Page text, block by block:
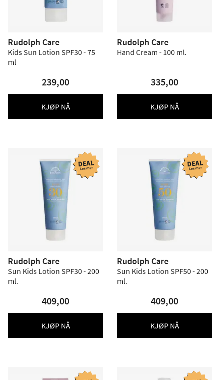
Rudolph Care
Kids Sun Lotion SPF30 - 75
ml
239,00
KJØP NÅ
Rudolph Care
Hand Cream - 100 ml.
335,00
KJØP NÅ
Rudolph Care
Sun Kids Lotion SPF30 - 200
ml.
409,00
KJØP NÅ
Rudolph Care
Sun Kids Lotion SPF50 - 200
ml.
409,00
KJØP NÅ